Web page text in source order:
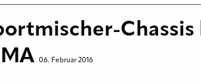
06. Februar 2016